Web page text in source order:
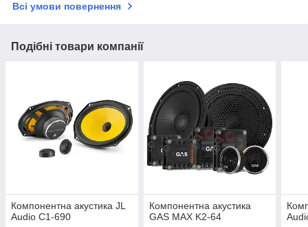
Всі умови повернення
Подібні товари компанії
Компонентна акустика JL
Audio C1-690
Компонентна акустика
GAS MAX K2-64